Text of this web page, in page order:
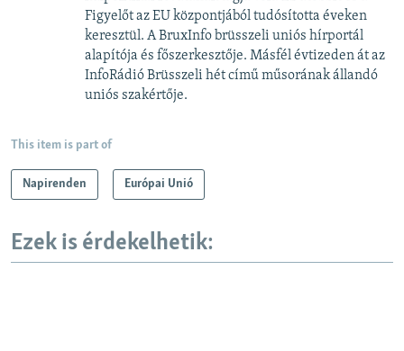
Figyelőt az EU központjából tudósította éveken
keresztül. A BruxInfo brüsszeli uniós hírportál
alapítója és főszerkesztője. Másfél évtizeden át az
InfoRádió Brüsszeli hét című műsorának állandó
uniós szakértője.
This item is part of
Napirenden Európai Unió
Ezek is érdekelhetik: